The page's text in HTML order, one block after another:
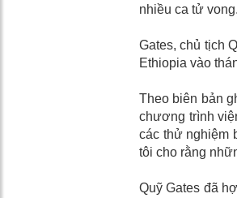
nhiều ca tử vong.
Gates, chủ tịch
Ethiopia vào
Theo biên bản
chương trình
các thử nghiệm
tôi cho rằng
Quỹ Gates đã